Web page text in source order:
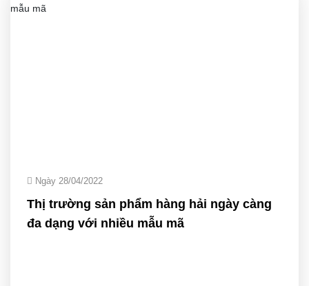
Ngày 28/04/2022
Thị trường sản phẩm hàng hải ngày càng
đa dạng với nhiều mẫu mã